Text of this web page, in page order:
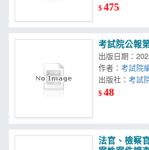
$475
考試院公報
出版日期：
作者：考試院
出版社：
$48
法官、檢察